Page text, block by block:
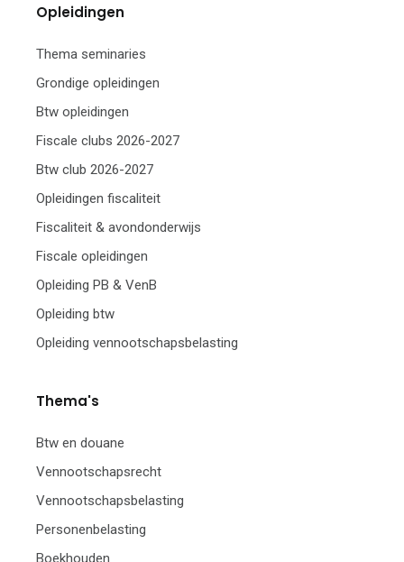
Opleidingen
Thema seminaries
Grondige opleidingen
Btw opleidingen
Fiscale clubs 2026-2027
Btw club 2026-2027
Opleidingen fiscaliteit
Fiscaliteit & avondonderwijs
Fiscale opleidingen
Opleiding PB & VenB
Opleiding btw
Opleiding vennootschapsbelasting
Thema's
Btw en douane
Vennootschapsrecht
Vennootschapsbelasting
Personenbelasting
Boekhouden